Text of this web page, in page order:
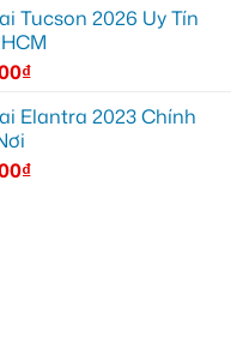
Tucson 2026 Uy Tín
₫
Elantra 2023 Chính
₫